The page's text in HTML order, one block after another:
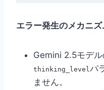
エラー発生のメカニズ
Gemini 2.5モデル
thinking_levelパ
ません。